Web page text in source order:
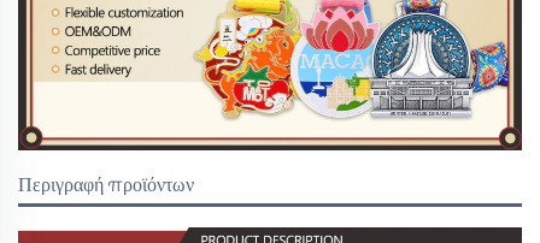
Περιγραφή προϊόντων